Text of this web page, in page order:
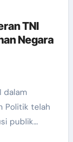
TNI
Negara
Politik telah
publik…